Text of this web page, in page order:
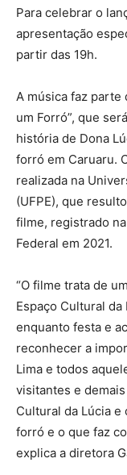
Para celebrar o
apresentação
partir das 19h.
A música faz parte
um Forró”, que
história de Dona
forró em Caruaru.
realizada na
(UFPE), que
filme, registrado
Federal em 2021.
“O filme trata de
Espaço Cultural
enquanto festa e
reconhecer a
Lima e todos
visitantes e
Cultural da Lúcia e
forró e o que faz
explica a diretora